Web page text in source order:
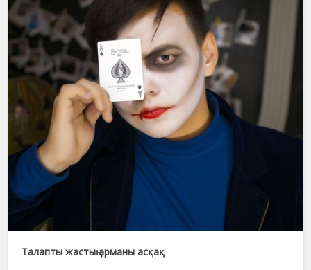
Талапты жастың арманы асқақ